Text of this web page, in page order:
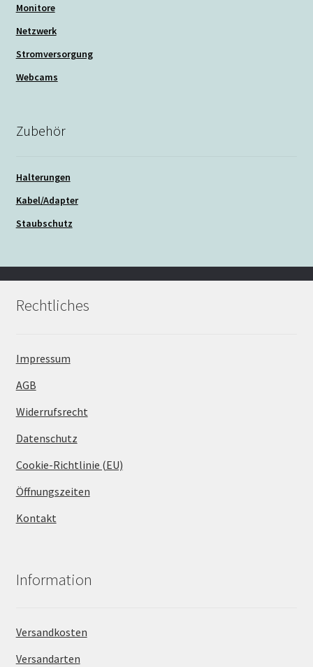
Monitore
Netzwerk
Stromversorgung
Webcams
Zubehör
Halterungen
Kabel/Adapter
Staubschutz
Rechtliches
Impressum
AGB
Widerrufsrecht
Datenschutz
Cookie-Richtlinie (EU)
Öffnungszeiten
Kontakt
Information
Versandkosten
Versandarten